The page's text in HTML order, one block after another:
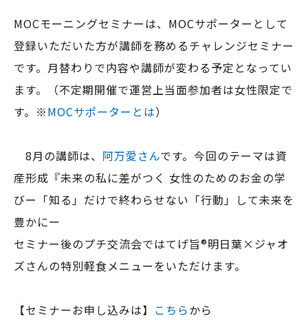
c
e
b
o
o
k
e
MOCモーニングセミナーは、MOCサポーターとして
登録いただいた方が講師を務めるチャレンジセミナー
です。月替わりで内容や講師が変わる予定となってい
ます。（不定期開催で運営上当面参加者は女性限定で
す。※MOCサポーターとは）
8月の講師は、 阿万愛さんです。今回のテーマは資
産形成『未来の私に差がつく 女性のためのお金の学
びー「知る」だけで終わらせない「行動」して未来を
豊かにー
セミナー後のプチ交流会ではてげ旨®明日葉×ジャオ
ズさんの特別軽食メニューをいただけます。
【セミナーお申し込みは】 こちらから